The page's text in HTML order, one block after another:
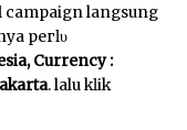
campaign langsung
регӏυ
Currency :
. lalu kӏіk